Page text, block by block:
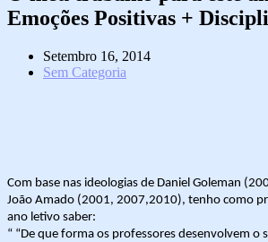
Emoções Positivas +
Setembro 16, 2014
Sem Categoria
Com base nas ideologias de Daniel Goleman
João Amado (2001, 2007,2010), tenho como
ano letivo saber:
“ “De que forma os professores desenvolvem o